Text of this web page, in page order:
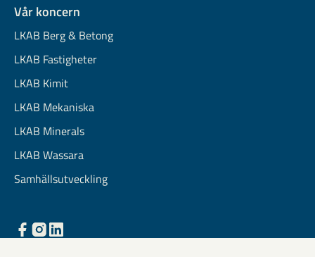
Vår koncern
LKAB Berg & Betong
LKAB Fastigheter
LKAB Kimit
LKAB Mekaniska
LKAB Minerals
LKAB Wassara
Samhällsutveckling